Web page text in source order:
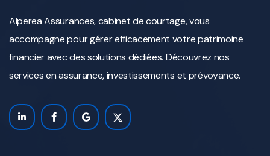
Alperea Assurances, cabinet de courtage, vous
accompagne pour gérer efficacement votre patrimoine
financier avec des solutions dédiées. Découvrez nos
services en assurance, investissements et prévoyance.